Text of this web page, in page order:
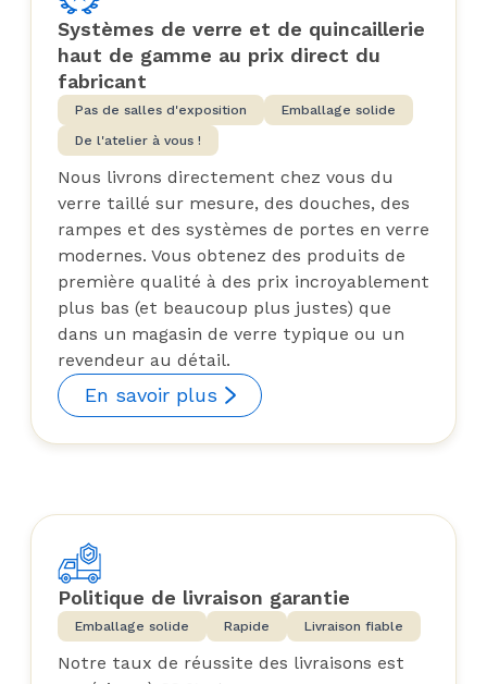
Systèmes de verre et de quincaillerie
haut de gamme au prix direct du
fabricant
Pas de salles d'exposition
Emballage solide
De l'atelier à vous !
Nous livrons directement chez vous du
verre taillé sur mesure, des douches, des
rampes et des systèmes de portes en verre
modernes. Vous obtenez des produits de
première qualité à des prix incroyablement
plus bas (et beaucoup plus justes) que
dans un magasin de verre typique ou un
revendeur au détail.
En savoir plus
Politique de livraison garantie
Emballage solide Rapide Livraison fiable
Notre taux de réussite des livraisons est